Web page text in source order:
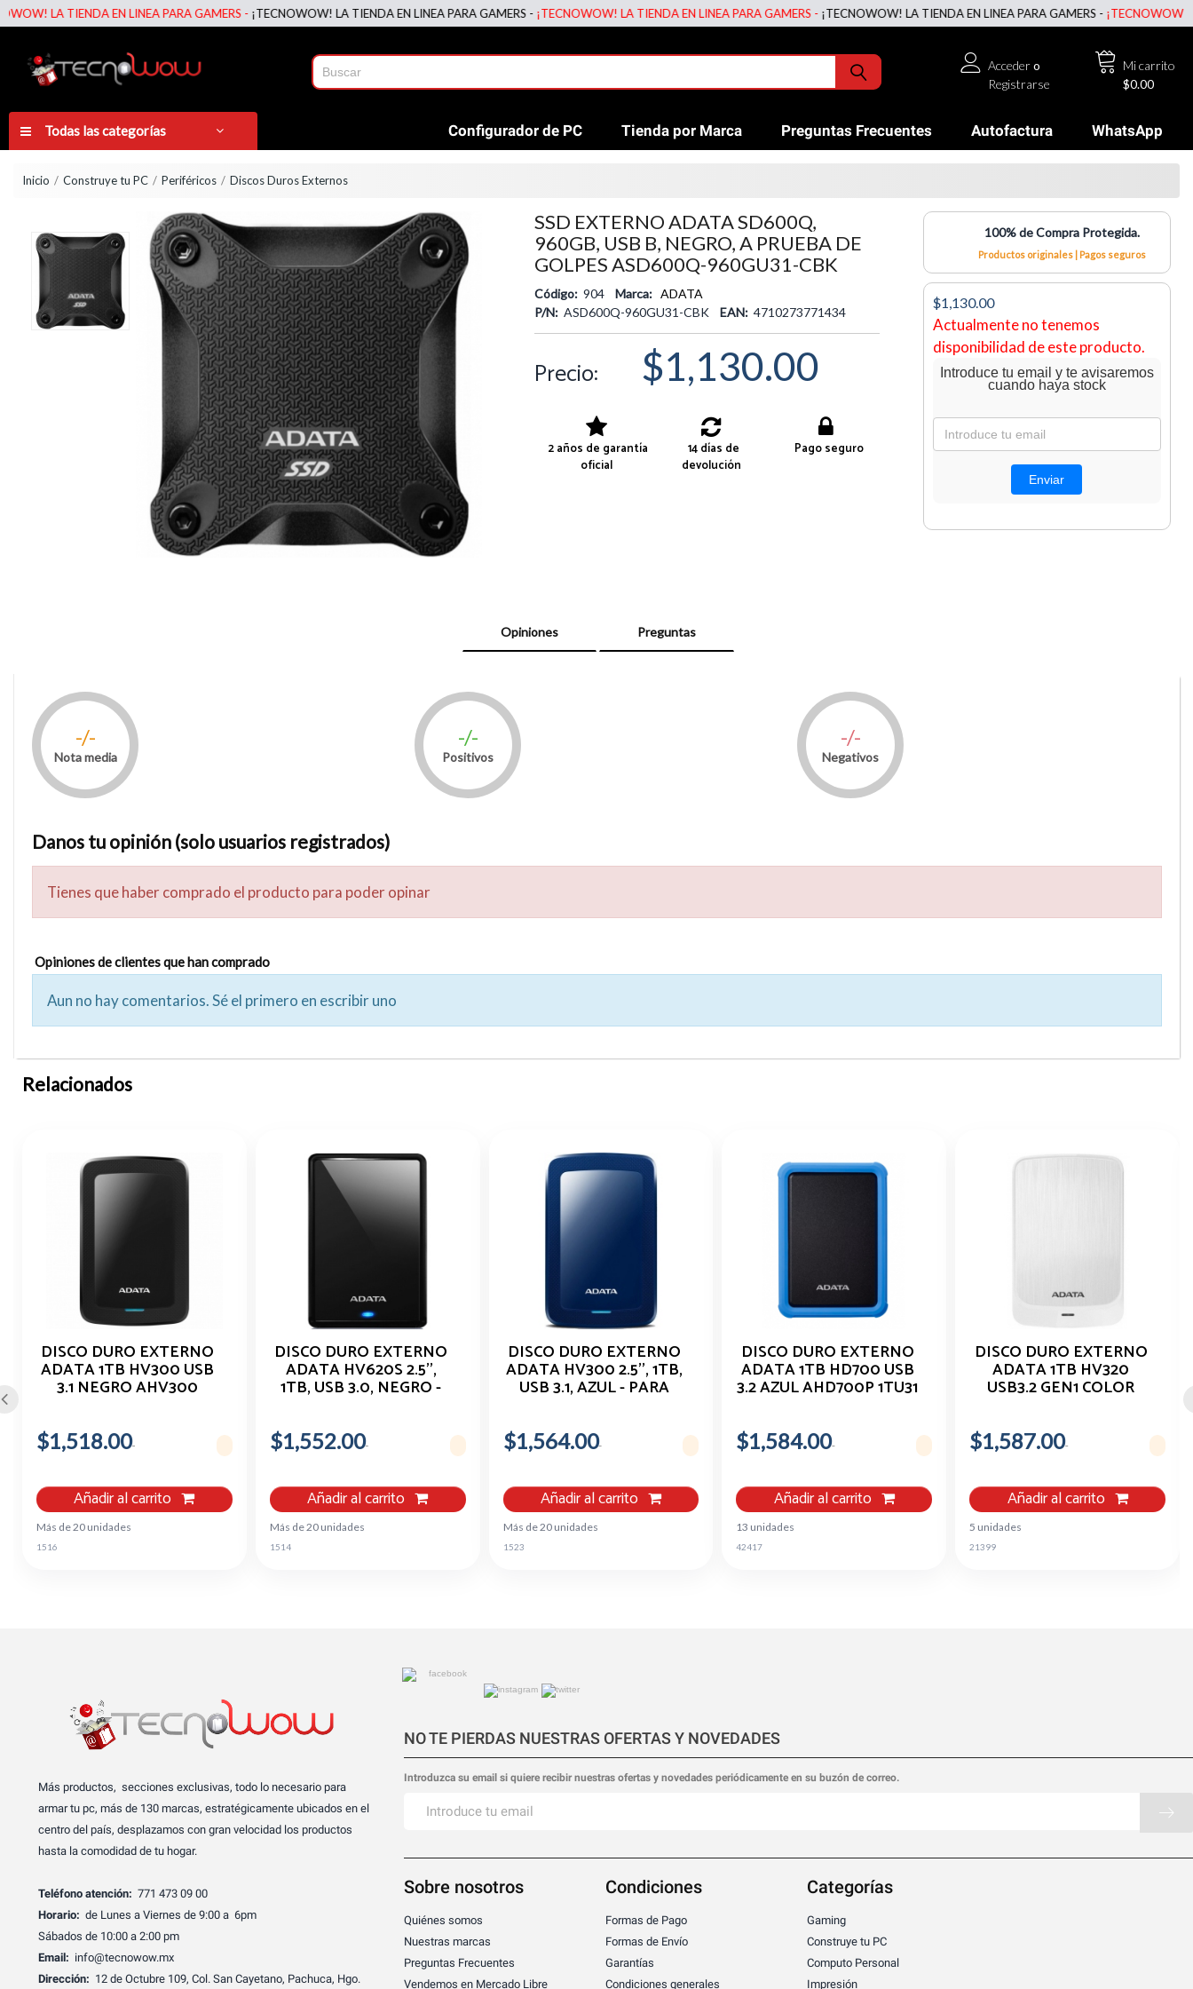
LA TIENDA EN LINEA PARA GAMERS -¡TECNOWOW! LA TIENDA EN LINEA PARA GAMERS -¡TECNOWOW! LA TIENDA EN LINEA PARA GAMERS -¡TECNOWOW! LA TIENDA EN LINEA PARA GAMERS -¡TECNOWOW! LA
Mi carrito
$0.00
Accedero
Registrarse
Todas las categorías Configurador de PC Tienda por Marca Preguntas Frecuentes Autofactura WhatsApp
Inicio Construye tu PC Periféricos Discos Duros Externos
SSD EXTERNO ADATA SD600Q,
960GB, USB B, NEGRO, A PRUEBA DE
GOLPES ASD600Q-960GU31-CBK
Código: 904 Marca: ADATA
P/N: ASD600Q-960GU31-CBK EAN: 4710273771434
Precio: $1,130.00
2 años de garantía
oficial
14 días de
devolución
Pago seguro
100% de Compra Protegida.
Productos originales | Pagos seguros
$1,130.00
Actualmente no tenemos
disponibilidad de este producto.
Introduce tu email y te avisaremos
cuando haya stock
Opiniones Preguntas
-/-
Nota media
-/-
Positivos
-/-
Negativos
Danos tu opinión (solo usuarios registrados)
Tienes que haber comprado el producto para poder opinar
Opiniones de clientes que han comprado
Aun no hay comentarios. Sé el primero en escribir uno
Relacionados
DISCO DURO EXTERNO
ADATA 1TB HV300 USB
3.1 NEGRO AHV300
$1,518.00
Añadir al carrito
Más de 20 unidades
1516
DISCO DURO EXTERNO
ADATA HV620S 2.5'',
1TB, USB 3.0, NEGRO -
$1,552.00
Añadir al carrito
Más de 20 unidades
1514
DISCO DURO EXTERNO
ADATA HV300 2.5'', 1TB,
USB 3.1, AZUL - PARA
$1,564.00
Añadir al carrito
Más de 20 unidades
1523
DISCO DURO EXTERNO
ADATA 1TB HD700 USB
3.2 AZUL AHD700P 1TU31
$1,584.00
Añadir al carrito
13 unidades
42417
DISCO DURO EXTERNO
ADATA 1TB HV320
USB3.2 GEN1 COLOR
$1,587.00
Añadir al carrito
5 unidades
21399
Más productos, secciones exclusivas, todo lo necesario para
armar tu pc, más de 130 marcas, estratégicamente ubicados en el
centro del país, desplazamos con gran velocidad los productos
hasta la comodidad de tu hogar.
Teléfono atención: 771 473 09 00
Horario: de Lunes a Viernes de 9:00 a 6pm
Sábados de 10:00 a 2:00 pm
Email: info@tecnowow.mx
Dirección: 12 de Octubre 109, Col. San Cayetano, Pachuca, Hgo.
NO TE PIERDAS NUESTRAS OFERTAS Y NOVEDADES
Introduzca su email si quiere recibir nuestras ofertas y novedades periódicamente en su buzón de correo.
Sobre nosotros
Quiénes somos
Nuestras marcas
Preguntas Frecuentes
Vendemos en Mercado Libre
Condiciones
Formas de Pago
Formas de Envío
Garantías
Condiciones generales
Categorías
Gaming
Construye tu PC
Computo Personal
Impresión